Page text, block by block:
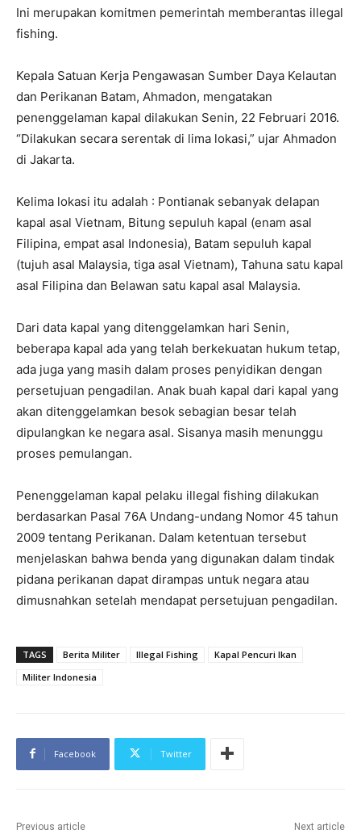
Ini merupakan komitmen pemerintah memberantas illegal
fishing.
Kepala Satuan Kerja Pengawasan Sumber Daya Kelautan
dan Perikanan Batam, Ahmadon, mengatakan
penenggelaman kapal dilakukan Senin, 22 Februari 2016.
“Dilakukan secara serentak di lima lokasi,” ujar Ahmadon
di Jakarta.
Kelima lokasi itu adalah : Pontianak sebanyak delapan
kapal asal Vietnam, Bitung sepuluh kapal (enam asal
Filipina, empat asal Indonesia), Batam sepuluh kapal
(tujuh asal Malaysia, tiga asal Vietnam), Tahuna satu kapal
asal Filipina dan Belawan satu kapal asal Malaysia.
Dari data kapal yang ditenggelamkan hari Senin,
beberapa kapal ada yang telah berkekuatan hukum tetap,
ada juga yang masih dalam proses penyidikan dengan
persetujuan pengadilan. Anak buah kapal dari kapal yang
akan ditenggelamkan besok sebagian besar telah
dipulangkan ke negara asal. Sisanya masih menunggu
proses pemulangan.
Penenggelaman kapal pelaku illegal fishing dilakukan
berdasarkan Pasal 76A Undang-undang Nomor 45 tahun
2009 tentang Perikanan. Dalam ketentuan tersebut
menjelaskan bahwa benda yang digunakan dalam tindak
pidana perikanan dapat dirampas untuk negara atau
dimusnahkan setelah mendapat persetujuan pengadilan.
TAGS Berita Militer Illegal Fishing
Kapal Pencuri Ikan
Militer Indonesia
Facebook Twitter
Previous article Next article